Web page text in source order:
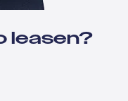
leasen?